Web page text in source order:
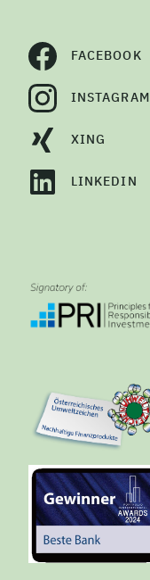
FACEBOOK
INSTAGRAM
XING
LINKEDIN